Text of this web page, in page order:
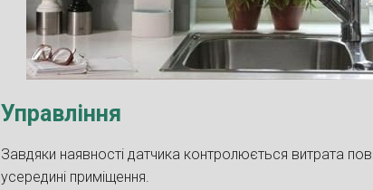
Управління
Завдяки наявності датчика контролюється витрата
усередині приміщення.